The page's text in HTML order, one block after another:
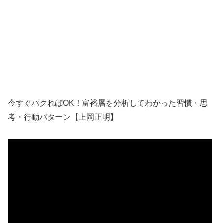
今すぐパクればOK！富裕層を分析してわかった習慣・思
考・行動パターン【上岡正明】